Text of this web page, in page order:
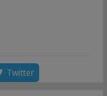
Twitter